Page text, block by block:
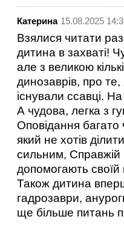
Катерина 15.08.2025
Взялися читати
дитина в захваті!
але з великою
динозаврів, про
існували ссавці. На
А чудова, легка з
Оповідання
який не хотів
сильним, Справжій
допомогають
Також дитина
гадрозаври,
ще більше питань